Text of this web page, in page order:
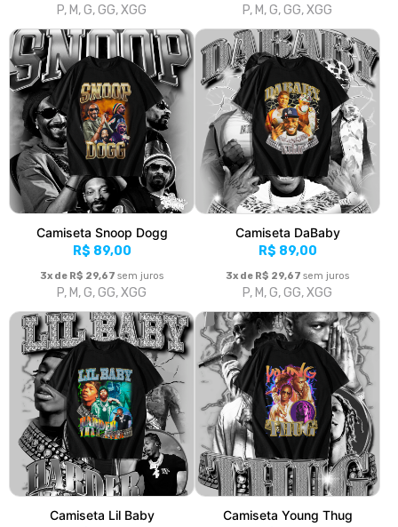
P, M, G, GG, XGG P, M, G, GG, XGG
Camiseta Snoop Dogg
R$ 89,00
3x de R$ 29,67 sem juros
P, M, G, GG, XGG
Camiseta DaBaby
R$ 89,00
3x de R$ 29,67 sem juros
P, M, G, GG, XGG
Camiseta Lil Baby
Camiseta Young Thug